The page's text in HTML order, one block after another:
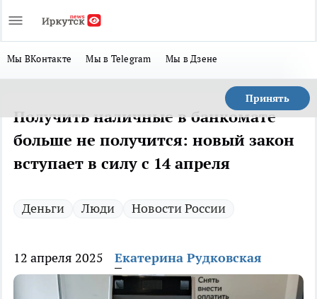
Мы ВКонтакте Мы в Telegram Мы в Дзене
Принять
Получить наличные в банкомате
больше не получится: новый закон
вступает в силу с 14 апреля
Деньги Люди Новости России
12 апреля 2025 Екатерина Рудковская